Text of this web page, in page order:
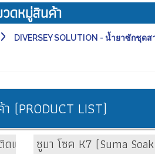
ดหมู่สินค้า
DIVERSEY SOLUTION - น้ำยาซักชุด
(PRODUCT LIST)
น่น สำหรับใช้กับภาชนะพลาสติ
ซูมา โซค K7 (Suma